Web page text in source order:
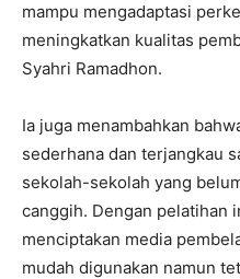
mampu mengadaptasi
meningkatkan kualitas
Syahri Ramadhon.
Ia juga menambahkan
sederhana dan terjangkau
sekolah-sekolah yang
canggih. Dengan pelatihan
menciptakan media
mudah digunakan namun